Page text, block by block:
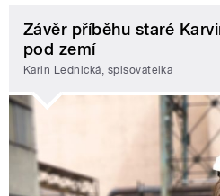
Závěr příběhu staré
pod zemí
Karin Lednická, spisovatelka